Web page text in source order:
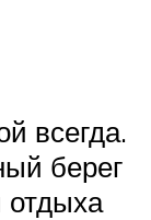
всегда.
берег